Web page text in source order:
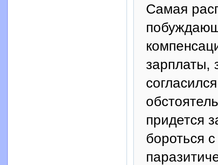
Самая
зарплаты,
придется
бороться